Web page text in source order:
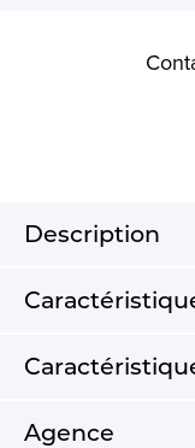
Description
Agence